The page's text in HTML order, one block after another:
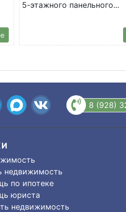
5-этажного панельного...
8 (928)
недвижимость
по ипотеке
юриста
недвижимость